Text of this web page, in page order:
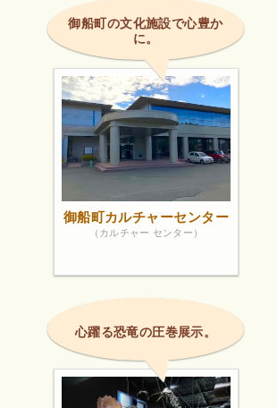
御船町の文化施設で心豊か
に。
御船町カルチャーセンター
（カルチャー センター）
心躍る恐竜の圧巻展示。